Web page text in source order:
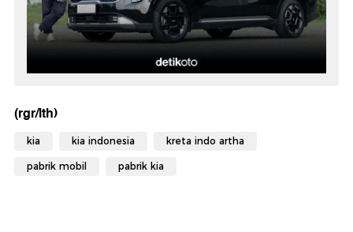
(rgr/lth)
kia kia indonesia kreta indo artha
pabrik mobil pabrik kia